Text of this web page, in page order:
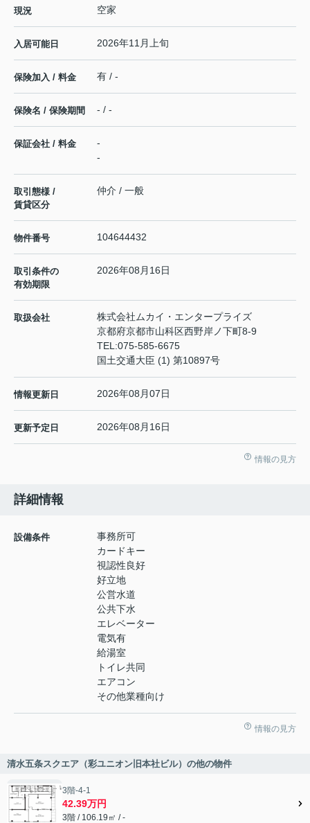
現況 空家
入居可能日 2026年11月上旬
保険加入 / 料金 有 / -
保険名 / 保険期間 - / -
保証会社 / 料金
-
-
取引態様 /
賃貸区分
仲介 / 一般
物件番号 104644432
取引条件の
有効期限
2026年08月16日
取扱会社
株式会社ムカイ・エンタープライズ
京都府京都市山科区西野岸ノ下町8-9
TEL:075-585-6675
国土交通大臣 (1) 第10897号
情報更新日 2026年08月07日
更新予定日 2026年08月16日
情報の見方
詳細情報
設備条件
事務所可
カードキー
視認性良好
好立地
公営水道
公共下水
エレベーター
電気有
給湯室
トイレ共同
エアコン
その他業種向け
情報の見方
清水五条スクエア（彩ユニオン旧本社ビル）の他の物件
3階-4-1
42.39万円
3階 / 106.19㎡ / -